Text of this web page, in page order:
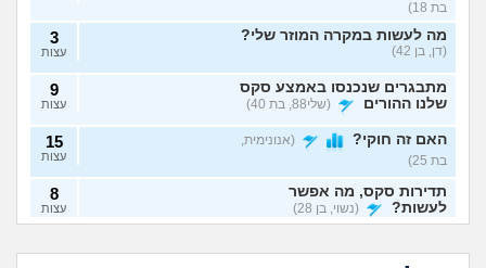
בת 18)
מה לעשות במקרה המוזר שלי?
(דן, בן 42)
3
עצות
מתבגרים שנכנסו באמצע סקס
שלנו ההורים
(שלי88, בת 40)
9
עצות
האם זה חוקי?
(אנונימית,
בת 25)
15
עצות
תדירות סקס, מה אפשר
לעשות?
(נשוי, בן 28)
8
עצות
נפרדנו ברע ויש אצלו
לעשות?
שכבתי עם מלא
במחלות מין, לספר?
בת 30 עדיין בתולה,
כדאי ללכת לנער
לא שוכבים והוא אמר